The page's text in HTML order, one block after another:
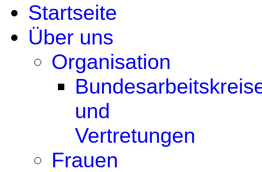
Startseite
Über uns
Organisation
und
Vertretungen
Frauen